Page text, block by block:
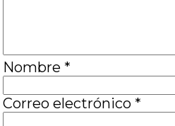
Nombre *
Correo electrónico *